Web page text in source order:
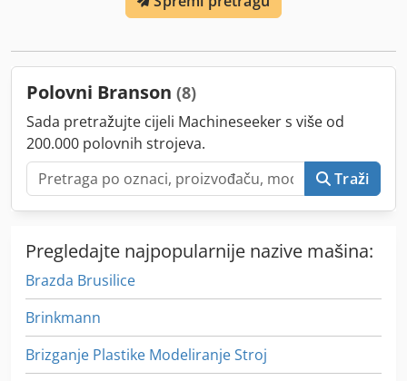
Polovni Branson (8)
Sada pretražujte cijeli Machineseeker s više od
200.000 polovnih strojeva.
Traži
Pregledajte najpopularnije nazive mašina:
Brazda Brusilice
Brinkmann
Brizganje Plastike Modeliranje Stroj